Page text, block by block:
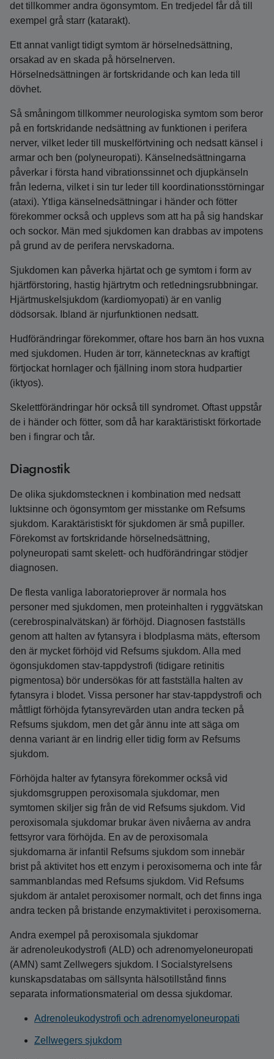
det tillkommer andra ögonsymtom. En tredjedel får då till
exempel grå starr (katarakt).
Ett annat vanligt tidigt symtom är hörselnedsättning,
orsakad av en skada på hörselnerven.
Hörselnedsättningen är fortskridande och kan leda till
dövhet.
Så småningom tillkommer neurologiska symtom som beror
på en fortskridande nedsättning av funktionen i perifera
nerver, vilket leder till muskelförtvining och nedsatt känsel i
armar och ben (polyneuropati). Känselnedsättningarna
påverkar i första hand vibrationssinnet och djupkänseln
från lederna, vilket i sin tur leder till koordinationsstörningar
(ataxi). Ytliga känselnedsättningar i händer och fötter
förekommer också och upplevs som att ha på sig handskar
och sockor. Män med sjukdomen kan drabbas av impotens
på grund av de perifera nervskadorna.
Sjukdomen kan påverka hjärtat och ge symtom i form av
hjärtförstoring, hastig hjärtrytm och retledningsrubbningar.
Hjärtmuskelsjukdom (kardiomyopati) är en vanlig
dödsorsak. Ibland är njurfunktionen nedsatt.
Hudförändringar förekommer, oftare hos barn än hos vuxna
med sjukdomen. Huden är torr, kännetecknas av kraftigt
förtjockat hornlager och fjällning inom stora hudpartier
(iktyos).
Skelettförändringar hör också till syndromet. Oftast uppstår
de i händer och fötter, som då har karaktäristiskt förkortade
ben i fingrar och tår.
Diagnostik
De olika sjukdomstecknen i kombination med nedsatt
luktsinne och ögonsymtom ger misstanke om Refsums
sjukdom. Karaktäristiskt för sjukdomen är små pupiller.
Förekomst av fortskridande hörselnedsättning,
polyneuropati samt skelett- och hudförändringar stödjer
diagnosen.
De flesta vanliga laboratorieprover är normala hos
personer med sjukdomen, men proteinhalten i ryggvätskan
(cerebrospinalvätskan) är förhöjd. Diagnosen fastställs
genom att halten av fytansyra i blodplasma mäts, eftersom
den är mycket förhöjd vid Refsums sjukdom. Alla med
ögonsjukdomen stav-tappdystrofi (tidigare retinitis
pigmentosa) bör undersökas för att fastställa halten av
fytansyra i blodet. Vissa personer har stav-tappdystrofi och
måttligt förhöjda fytansyrevärden utan andra tecken på
Refsums sjukdom, men det går ännu inte att säga om
denna variant är en lindrig eller tidig form av Refsums
sjukdom.
Förhöjda halter av fytansyra förekommer också vid
sjukdomsgruppen peroxisomala sjukdomar, men
symtomen skiljer sig från de vid Refsums sjukdom. Vid
peroxisomala sjukdomar brukar även nivåerna av andra
fettsyror vara förhöjda. En av de peroxisomala
sjukdomarna är infantil Refsums sjukdom som innebär
brist på aktivitet hos ett enzym i peroxisomerna och inte får
sammanblandas med Refsums sjukdom. Vid Refsums
sjukdom är antalet peroxisomer normalt, och det finns inga
andra tecken på bristande enzymaktivitet i peroxisomerna.
Andra exempel på peroxisomala sjukdomar
är adrenoleukodystrofi (ALD) och adrenomyeloneuropati
(AMN) samt Zellwegers sjukdom. I Socialstyrelsens
kunskapsdatabas om sällsynta hälsotillstånd finns
separata informationsmaterial om dessa sjukdomar.
Adrenoleukodystrofi och adrenomyeloneuropati
Zellwegers sjukdom